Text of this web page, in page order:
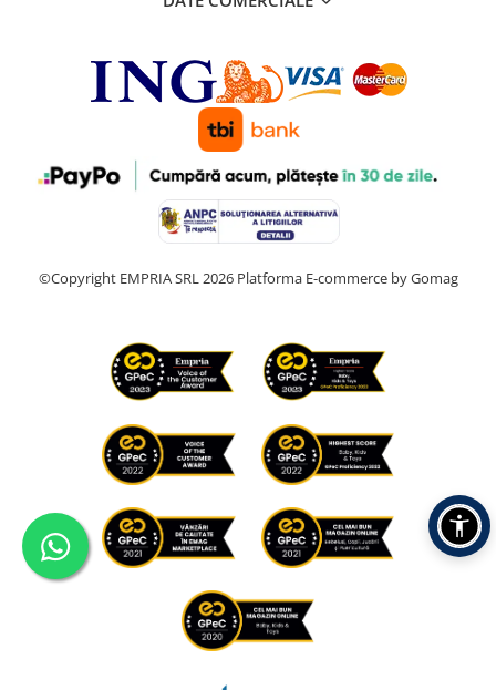
©Copyright EMPRIA SRL 2026 Platforma E-commerce by Gomag